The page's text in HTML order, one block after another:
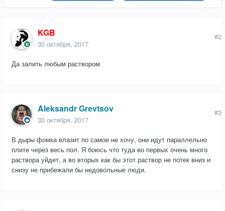
KGB
30 октября, 2017
#2
Да залить любым раствором
Aleksandr Grevtsov
30 октября, 2017
#3
В дыры фомка влазит по самое не хочу, они идут параллельно
плите через весь пол. Я боюсь что туда во первых очень много
раствора уйдет, а во вторых как бы этот раствор не потек вниз и
снизу не прибежали бы недовольные люди.